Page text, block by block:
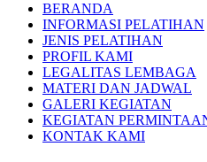
BERANDA
INFORMASI PELATIHAN
JENIS PELATIHAN
PROFIL KAMI
LEGALITAS LEMBAGA
MATERI DAN JADWAL
GALERI KEGIATAN
KEGIATAN
KONTAK KAMI